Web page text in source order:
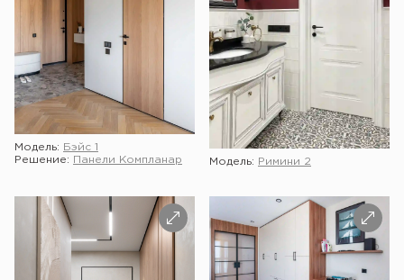
Модель: Римини 2
Модель:
Бэйс 1
Решение:
Панели Компланар